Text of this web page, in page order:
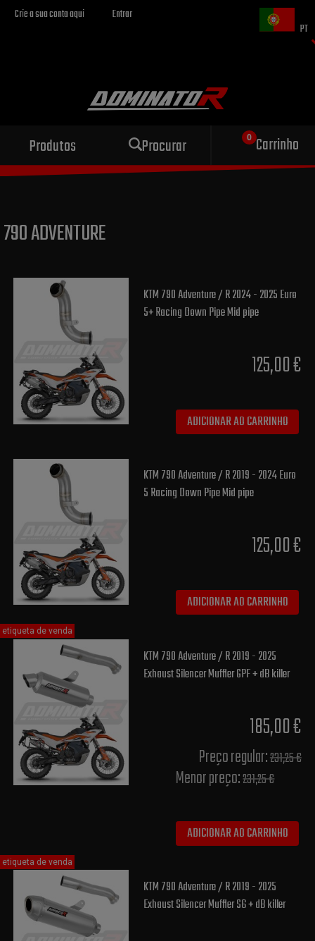
Crie a sua conta aqui
Entrar
PT
Produtos Procurar Carrinho
Escape esportivo
para sua motocicleta
790 ADVENTURE
KTM 790 Adventure / R 2024 - 2025 Euro
5+ Racing Down Pipe Mid pipe
125,00 €
ADICIONAR AO CARRINHO
KTM 790 Adventure / R 2019 - 2024 Euro
5 Racing Down Pipe Mid pipe
125,00 €
ADICIONAR AO CARRINHO
KTM 790 Adventure / R 2019 - 2025
Exhaust Silencer Muffler GPF + dB killer
185,00 €
Preço regular:231,25 €
Menor preço:231,25 €
ADICIONAR AO CARRINHO
etiqueta de venda
KTM 790 Adventure / R 2019 - 2025
Exhaust Silencer Muffler S6 + dB killer
etiqueta de venda